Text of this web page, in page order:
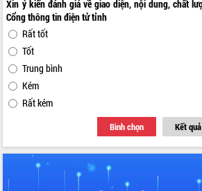
Xin ý kiến đánh giá về giao diện, nội dung, chất
Cổng thông tin điện tử tỉnh
Rất tốt
Tốt
Trung bình
Kém
Rất kém
Bình chọn Kết quả